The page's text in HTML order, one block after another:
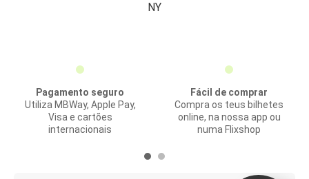
NY
Pagamento seguro
Utiliza MBWay, Apple Pay,
Visa e cartões
internacionais
Fácil de comprar
Compra os teus bilhetes
online, na nossa app ou
numa Flixshop